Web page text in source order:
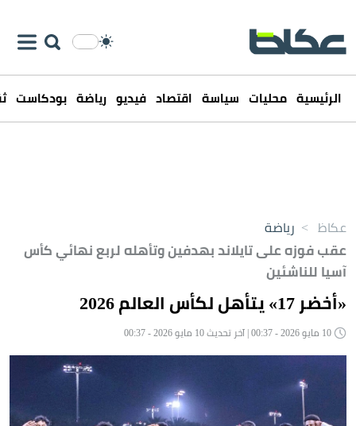
الرئيسية محليات سياسة اقتصاد فيديو رياضة بودكاست
عكاظ > رياضة
عقب فوزه على تايلاند بهدفين وتأهله لربع نهائي كأس
آسيا للناشئين
«أخضر 17» يتأهل لكأس العالم 2026